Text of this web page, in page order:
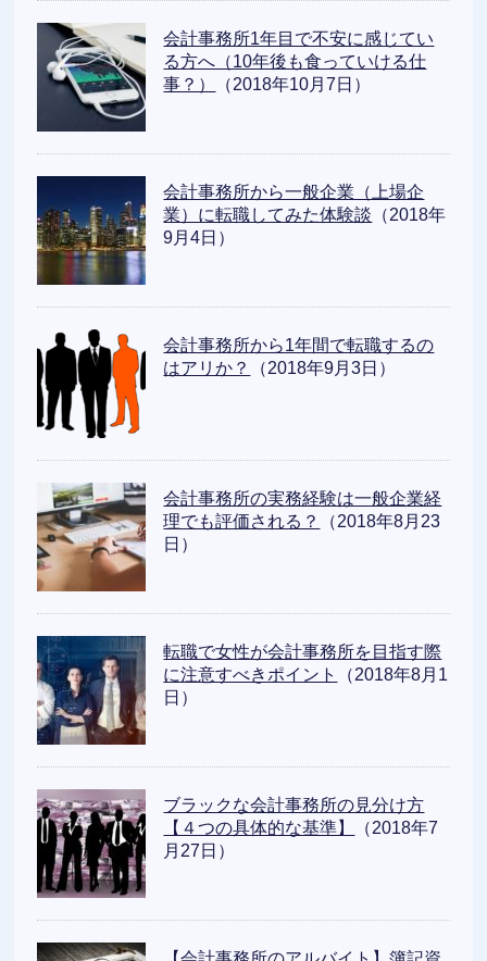
会計事務所1年目で不安に感じてい
る方へ（10年後も食っていける仕
事？）
（2018年10月7日）
会計事務所から一般企業（上場企
業）に転職してみた体験談 （2018年
9月4日）
会計事務所から1年間で転職するの
はアリか？
（2018年9月3日）
会計事務所の実務経験は一般企業経
理でも評価される？
（2018年8月23
日）
転職で女性が会計事務所を目指す際
に注意すべきポイント
（2018年8月1
日）
ブラックな会計事務所の見分け方
【４つの具体的な基準】
（2018年7
月27日）